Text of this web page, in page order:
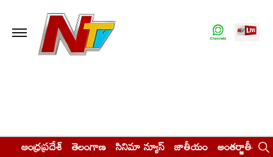
ఆంధ్రప్రదేశ్ తెలంగాణ సినిమా న్యూస్ జాతీయం అంతర్జాతీయం